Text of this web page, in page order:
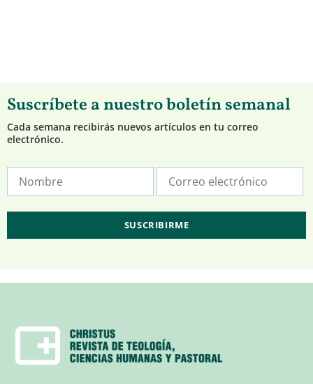
Suscríbete a nuestro boletín semanal
Cada semana recibirás nuevos artículos en tu correo
electrónico.